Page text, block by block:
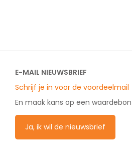
E-MAIL NIEUWSBRIEF
Schrijf je in voor de voordeelmail
En maak kans op een
Ja, ik wil de nieuwsbrief